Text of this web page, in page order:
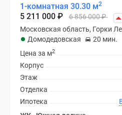
1-комнатная 30.30 м2
5 211 000 ₽ 6 856 000₽
Московская область, Горки
Домодедовская
20 мин.
Цена за м2
Корпус
Этаж
Отделка
Ипотека